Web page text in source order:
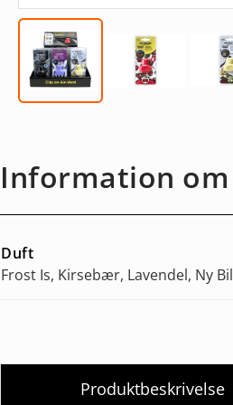
Information
Duft
Frost Is, Kirsebær, Lavendel, Ny
Produktbeskrivelse